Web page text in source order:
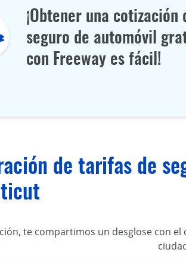
¡Obtener una cotización
seguro de automóvil
con Freeway es fácil!
de tarifas de
te compartimos un desglose con